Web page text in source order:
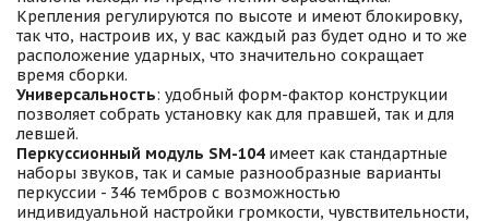
Крепления регулируются по высоте и имеют блокировку,
так что, настроив их, у вас каждый раз будет одно и то же
расположение ударных, что значительно сокращает
время сборки.
Универсальность: удобный форм-фактор конструкции
позволяет собрать установку как для правшей, так и для
левшей.
Перкуссионный модуль SM-104имеет как стандартные
наборы звуков, так и самые разнообразные варианты
перкуссии - 346 тембров с возможностью
индивидуальной настройки громкости, чувствительности,